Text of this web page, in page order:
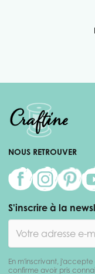
NOUS RETROUVER
S'inscrire à la
En m'inscrivant,
confirme avoir pris